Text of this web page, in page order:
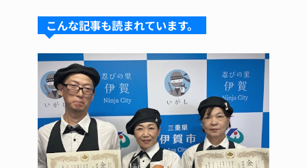
s
k
y
a
d
s
e
b
o
o
k
re
st
こんな記事も読まれています。